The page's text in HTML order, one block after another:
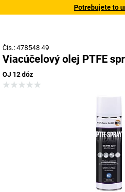
Potrebujete to
Čís.: 478548 49
Viacúčelový olej PTFE
OJ 12 dóz